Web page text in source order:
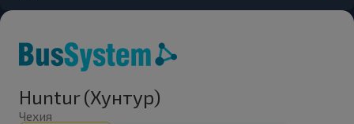
Huntur (Хунтур)
Чехия